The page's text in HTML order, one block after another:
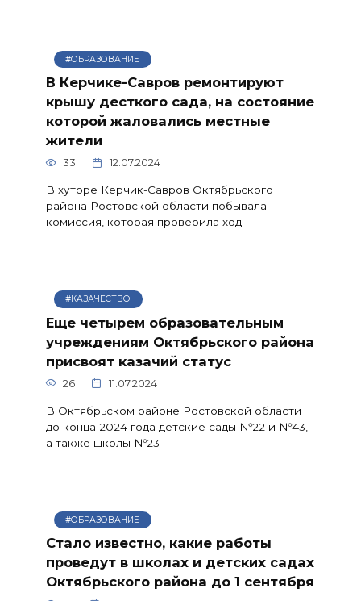
#ОБРАЗОВАНИЕ
В Керчике-Савров ремонтируют
крышу десткого сада, на состояние
которой жаловались местные
жители
33 12.07.2024
В хуторе Керчик-Савров Октябрьского
района Ростовской области побывала
комиссия, которая проверила ход
#КАЗАЧЕСТВО
Еще четырем образовательным
учреждениям Октябрьского района
присвоят казачий статус
26 11.07.2024
В Октябрьском районе Ростовской области
до конца 2024 года детские сады №22 и №43,
а также школы №23
#ОБРАЗОВАНИЕ
Стало известно, какие работы
проведут в школах и детских садах
Октябрьского района до 1 сентября